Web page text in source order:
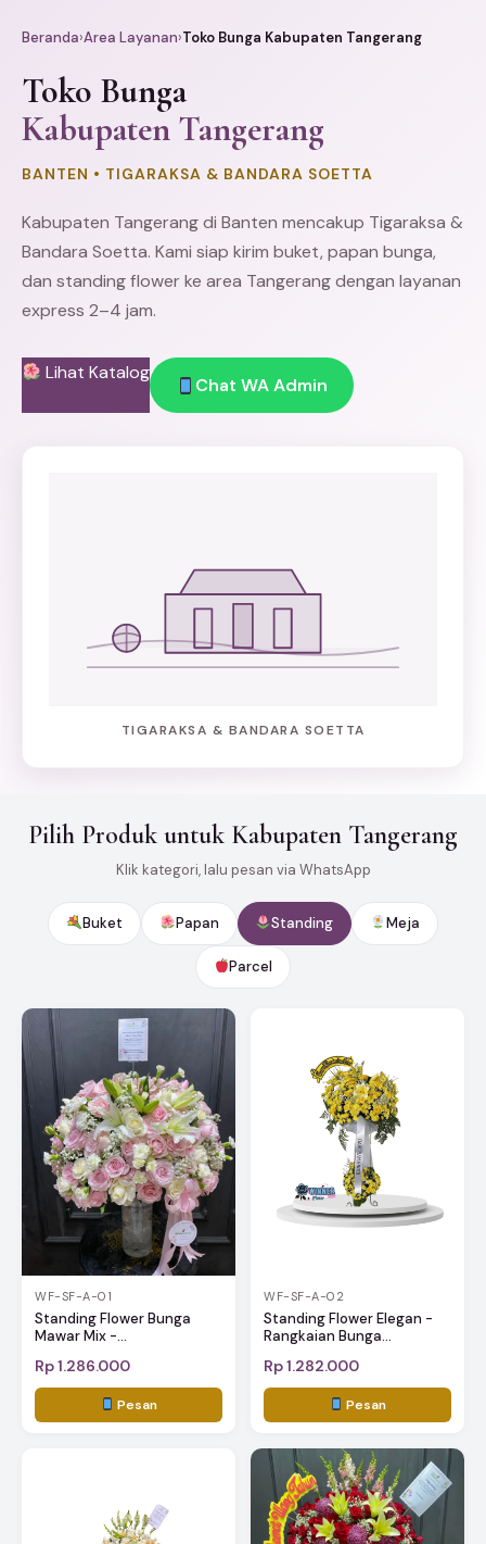
Beranda›Area Layanan›Toko Bunga Kabupaten Tangerang
Toko Bunga
Kabupaten Tangerang
BANTEN • TIGARAKSA & BANDARA SOETTA
Kabupaten Tangerangdi Banten mencakup Tigaraksa &
Bandara Soetta. Kami siap kirim buket, papan bunga,
dan standing flowerke area Tangerang dengan layanan
express 2–4 jam.
Lihat Katalog
Chat WA Admin
TIGARAKSA & BANDARA SOETTA
Pilih Produk untuk Kabupaten Tangerang
Klik kategori, lalu pesan via WhatsApp
Buket Papan Standing Meja
Parcel
WF-SF-A-01
Standing Flower Bunga
Mawar Mix -...
Rp 1.286.000
Pesan
WF-SF-A-02
Standing Flower Elegan -
Rangkaian Bunga...
Rp 1.282.000
Pesan